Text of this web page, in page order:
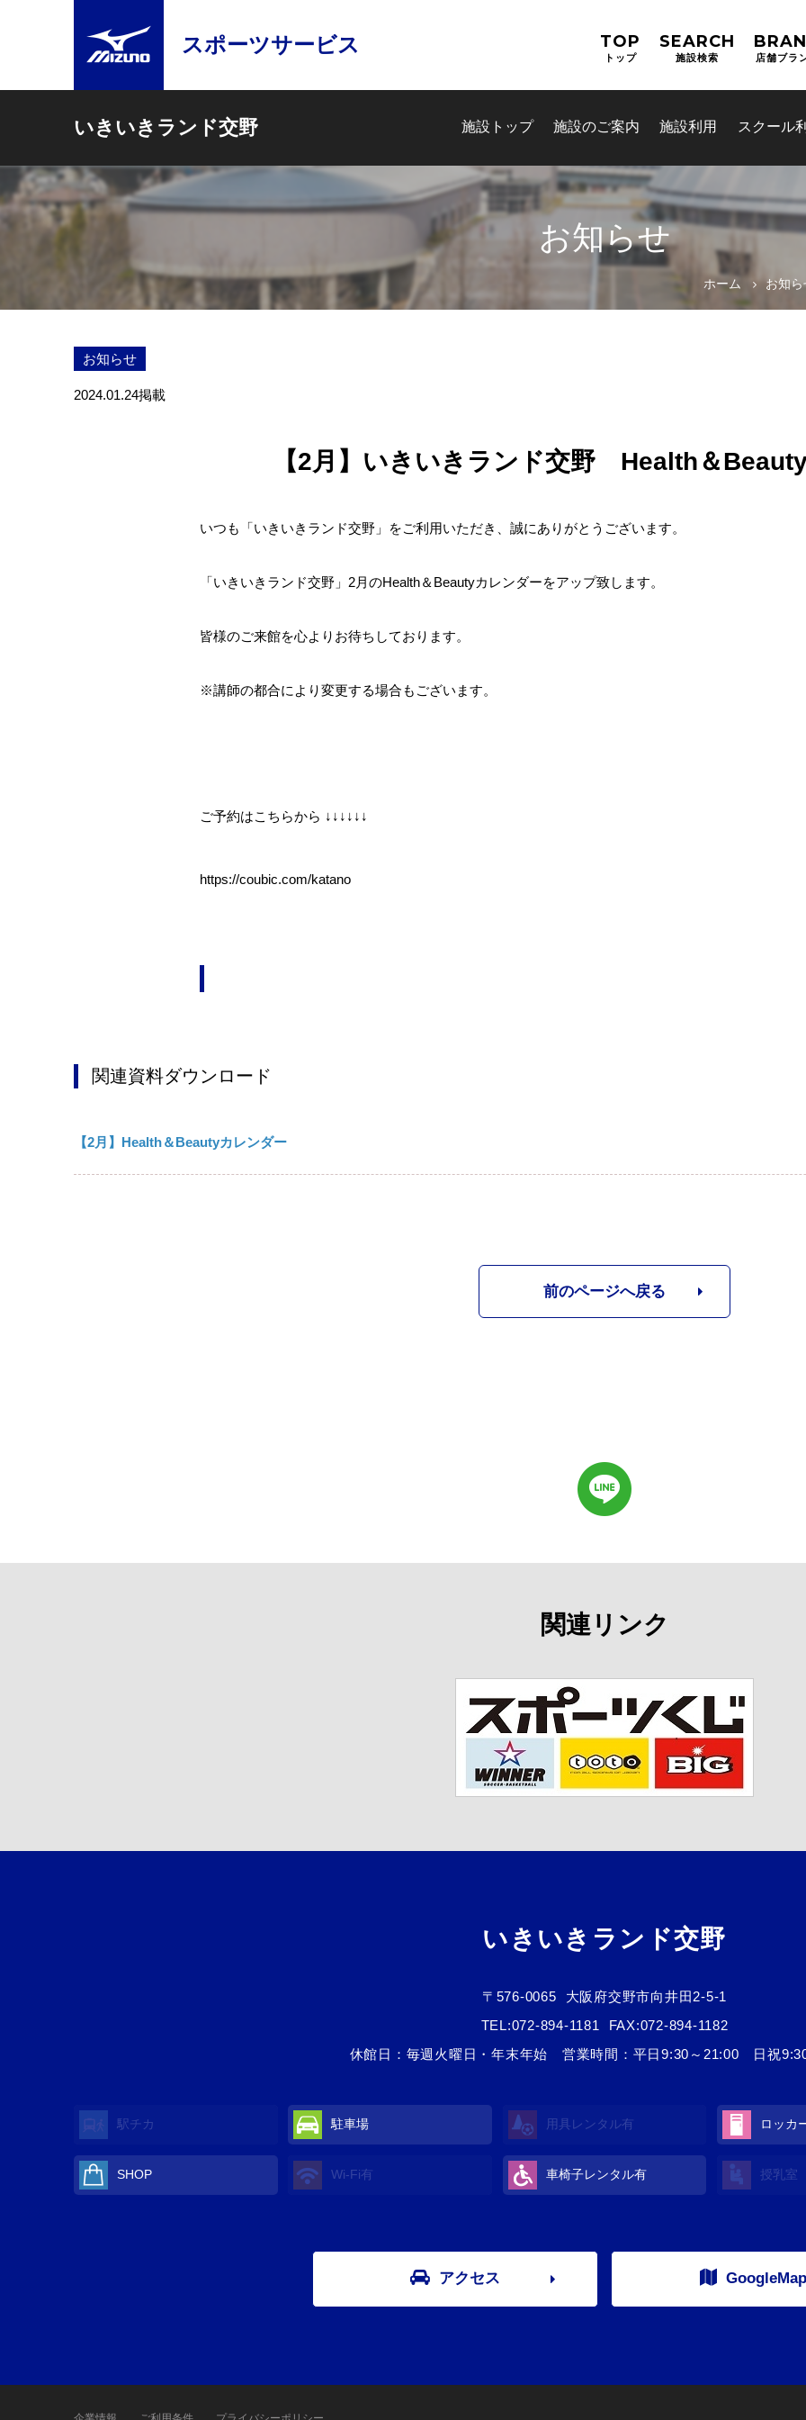
スポーツサービス TOP
トップ
SEARCH
施設検索 店舗ブラ
いきいきランド交野 施設トップ 施設のご案内 施設利用 スクール
お問合せフォーム
交野市施設予約システム
お知らせ
ホーム お知
お知らせ
2024.01.24掲載
【2月】いきいきランド交野 Health＆
いつも「いきいきランド交野」をご利用いただき、誠にありがとうございます。
「いきいきランド交野」2月のHealth＆Beautyカレンダーをアップ致します。
皆様のご来館を心よりお待ちしております。
※講師の都合により変更する場合もございます。
ご予約はこちらから ↓↓↓↓↓↓
https://coubic.com/katano
関連資料ダウンロード
【2月】Health＆Beautyカレンダー
前のページへ戻る
関連リンク
いきいきランド交野
〒576-0065
大阪府交野市向井田2-5-1
TEL:072-894-1181
FAX:072-894-1182
休館日：毎週火曜日・年末年始 営業時間：平日9:30～21:00 日祝
駅チカ 駐車場 用具レンタル有 ロッカ
SHOP Wi-Fi有 車椅子レンタル有 授乳室
アクセス GoogleMap